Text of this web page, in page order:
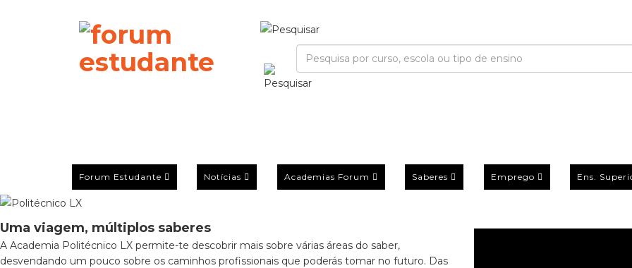
Forum Estudante Notícias Academias Forum Saberes Emprego Ens.
Uma viagem, múltiplos saberes
A Academia Politécnico LX permite-te descobrir mais sobre várias áreas do saber,
desvendando um pouco sobre os caminhos profissionais que poderás tomar no futuro. Das